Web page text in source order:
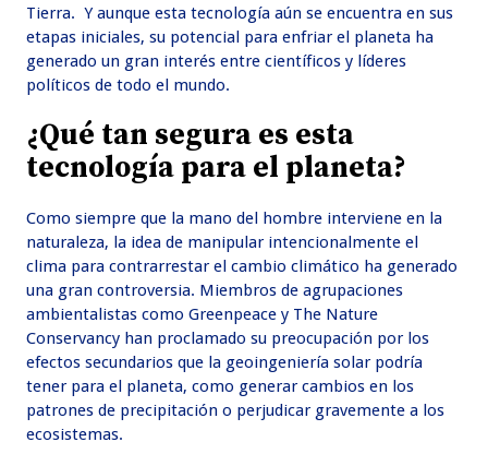
Tierra. Y aunque esta tecnología aún se encuentra en sus
etapas iniciales, su potencial para enfriar el planeta ha
generado un gran interés entre científicos y líderes
políticos de todo el mundo.
¿Qué tan segura es esta
tecnología para el planeta?
Como siempre que la mano del hombre interviene en la
naturaleza, la idea de manipular intencionalmente el
clima para contrarrestar el cambio climático ha generado
una gran controversia. Miembros de agrupaciones
ambientalistas como Greenpeace y The Nature
Conservancy han proclamado su preocupación por los
efectos secundarios que la geoingeniería solar podría
tener para el planeta, como generar cambios en los
patrones de precipitación o perjudicar gravemente a los
ecosistemas.